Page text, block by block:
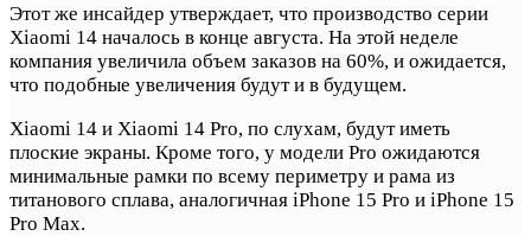
Этот же инсайдер утверждает, что производство серии
Xiaomi 14 началось в конце августа. На этой неделе
компания увеличила объем заказов на 60%, и ожидается,
что подобные увеличения будут и в будущем.
Xiaomi 14 и Xiaomi 14 Pro, по слухам, будут иметь
плоские экраны. Кроме того, у модели Pro ожидаются
минимальные рамки по всему периметру и рама из
титанового сплава, аналогичная iPhone 15 Pro и iPhone 15
Pro Max.